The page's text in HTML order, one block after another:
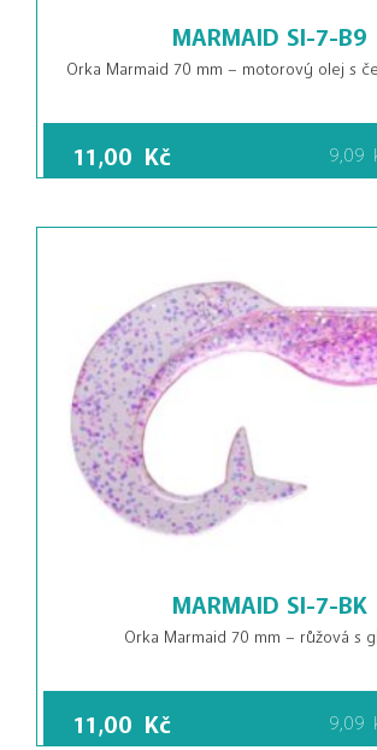
MARMAID SI-7-B9
Orka Marmaid 70 mm – motorový olej s
11,00 Kč 9,09
MARMAID SI-7-BK
Orka Marmaid 70 mm – růžová s
11,00 Kč 9,09